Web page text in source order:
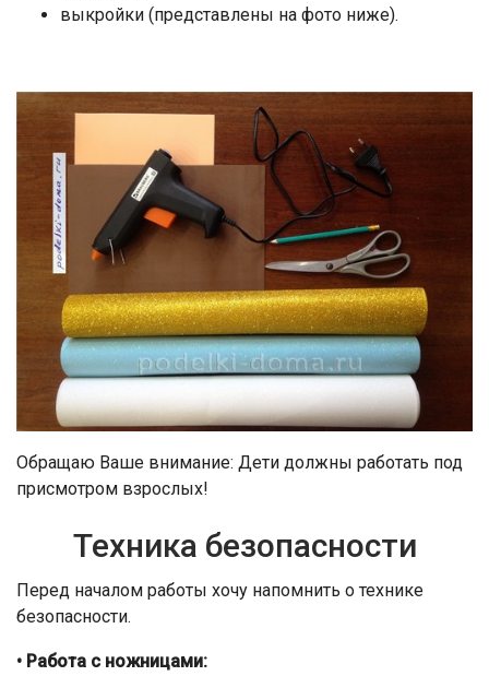
выкройки (представлены на фото ниже).
Обращаю Ваше внимание: Дети должны работать под
присмотром взрослых!
Техника безопасности
Перед началом работы хочу напомнить о технике
безопасности.
• Работа с ножницами: